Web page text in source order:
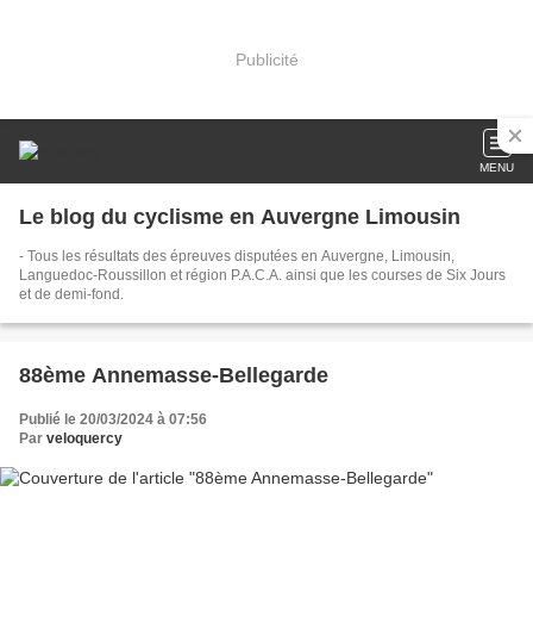
Publicité
MENU
Le blog du cyclisme en Auvergne Limousin
- Tous les résultats des épreuves disputées en Auvergne, Limousin,
Languedoc-Roussillon et région P.A.C.A. ainsi que les courses de Six Jours
et de demi-fond.
88ème Annemasse-Bellegarde
Publié le 20/03/2024 à 07:56
Par veloquercy